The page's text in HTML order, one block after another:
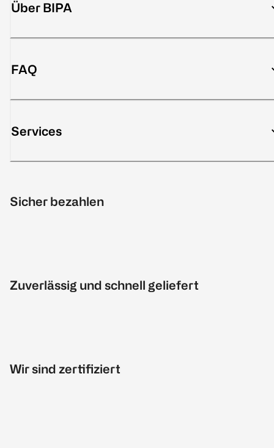
Über BIPA
FAQ
Services
Sicher bezahlen
Zuverlässig und schnell geliefert
Wir sind zertifiziert